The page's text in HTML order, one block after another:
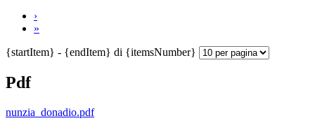
›
»
{startItem} - {endItem} di {itemsNumber}
Pdf
nunzia_donadio.pdf